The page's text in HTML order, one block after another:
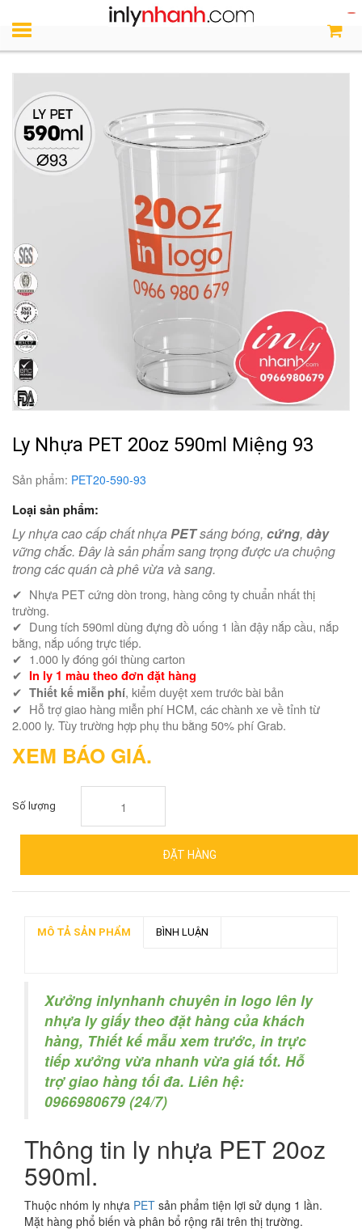
Trang chủ Ly nhựa PET 20oz 590ml miệng 93
Ly Nhựa PET 20oz 590ml Miệng 93
Sản phẩm: PET20-590-93
Loại sản phẩm:
Ly nhựa cao cấp chất nhựaPETsáng bóng, cứng, dày
vững chắc. Đây là sản phẩm sang trọng được ưa chuộng
trong các quán cà phê vừa và sang.
✔ Nhựa PET cứng dòn trong, hàng công ty chuẩn nhất thị
trường.
✔ Dung tích 590ml dùng đựng đồ uống 1 lần đậy nắp cầu, nắp
bằng, nắp uống trực tiếp.
✔ 1.000 ly đóng gói thùng carton
✔ In ly 1 màu theo đơn đặt hàng
✔ Thiết kế miễn phí, kiểm duyệt xem trước bài bản
✔ Hỗ trợ giao hàng miễn phí HCM, các chành xe về tỉnh từ
2.000 ly. Tùy trường hợp phụ thu bằng 50% phí Grab.
XEM BÁO GIÁ.
Số lượng
ĐẶT HÀNG
MÔ TẢ SẢN PHẨM BÌNH LUẬN
Xưởng inlynhanh chuyên in logo lên ly
nhựa ly giấy theo đặt hàng của khách
hàng, Thiết kế mẫu xem trước, in trực
tiếp xưởng vừa nhanh vừa giá tốt. Hỗ
trợ giao hàng tối đa. Liên hệ:
0966980679 (24/7)
Thông tin ly nhựa PET 20oz
590ml.
Thuộc nhóm ly nhựa PET sản phẩm tiện lợi sử dụng 1 lần.
Mặt hàng phổ biến và phân bổ rộng rãi trên thị trường.